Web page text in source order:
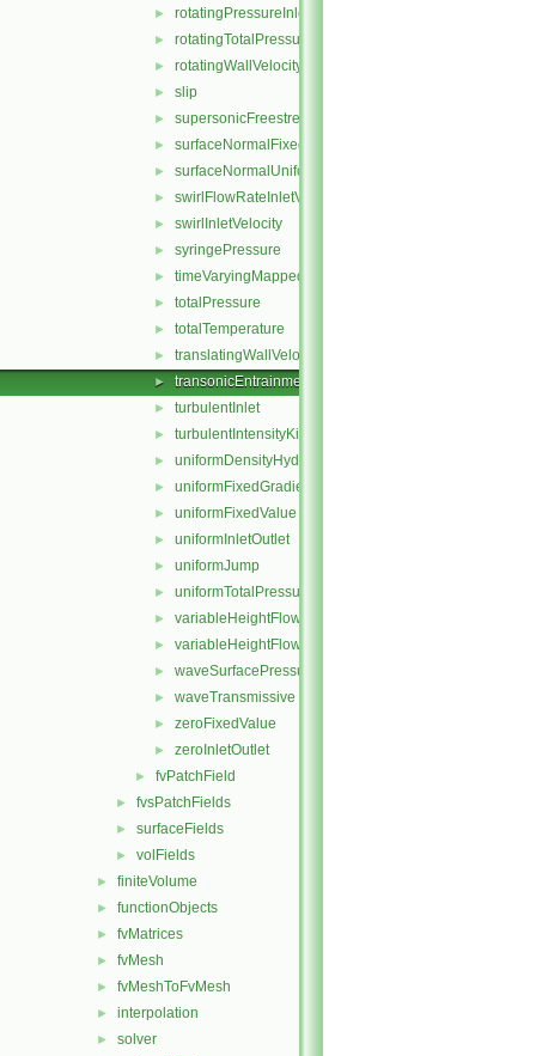
► rotatingPressureInletOutletVelocity
► rotatingTotalPressure
► rotatingWallVelocity
► slip
► supersonicFreestream
► surfaceNormalFixedValue
► surfaceNormalUniformFixedValue
► swirlFlowRateInletVelocity
► swirlInletVelocity
► syringePressure
► timeVaryingMappedFixedValue
► totalPressure
► totalTemperature
► translatingWallVelocity
► transonicEntrainmentPressure
► turbulentInlet
► turbulentIntensityKineticEnergyInlet
► uniformDensityHydrostaticPressure
► uniformFixedGradient
► uniformFixedValue
► uniformInletOutlet
► uniformJump
► uniformTotalPressure
► variableHeightFlowRate
► variableHeightFlowRateInletVelocity
► waveSurfacePressure
► waveTransmissive
► zeroFixedValue
► zeroInletOutlet
► fvPatchField
► fvsPatchFields
► surfaceFields
► volFields
► finiteVolume
► functionObjects
► fvMatrices
► fvMesh
► fvMeshToFvMesh
► interpolation
► solver